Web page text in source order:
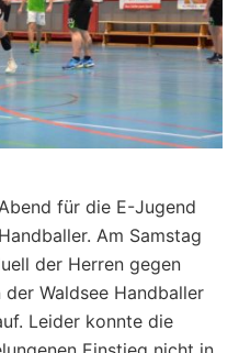
für die E-Jugend
Am Samstag
der Herren gegen
Waldsee Handballer
Leider konnte die